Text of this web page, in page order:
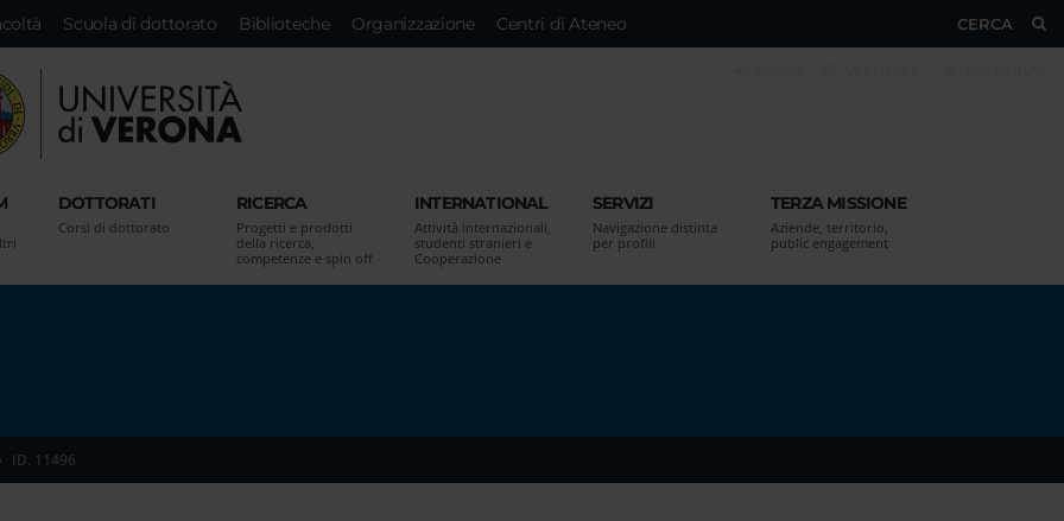
CERCA
Scuola di dottorato Biblioteche Organizzazione Centri di Ateneo
DOTTORATI
Corsi di dottorato
RICERCA
Progetti e prodotti
della ricerca,
competenze e spin off
INTERNATIONAL
Attività internazionali,
studenti stranieri e
Cooperazione
SERVIZI
Navigazione distinta
per profili
TERZA MISSIONE
Aziende, territorio,
public engagement
ID. 11496